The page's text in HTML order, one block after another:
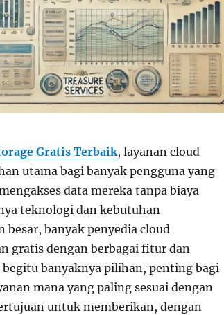
Gratis Terbaik, layanan cloud
utama bagi banyak pengguna yang
data mereka tanpa biaya
teknologi dan kebutuhan
besar, banyak penyedia cloud
gratis dengan berbagai fitur dan
begitu banyaknya pilihan, penting bagi
mana yang paling sesuai dengan
untuk memberikan, dengan